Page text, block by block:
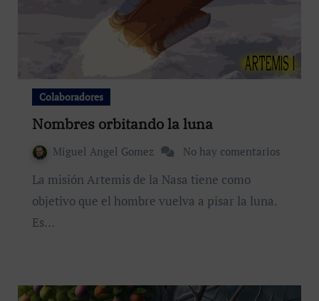
Colaboradores
Nombres orbitando la luna
Miguel Angel Gomez No hay comentarios
La misión Artemis de la Nasa tiene como
objetivo que el hombre vuelva a pisar la luna.
Es…